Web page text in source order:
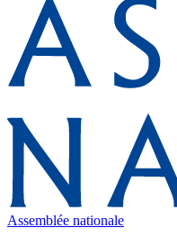
Assemblée nationale